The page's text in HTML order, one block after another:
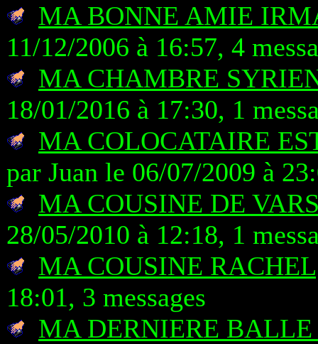
MA BONNE AMIE
11/12/2006 à 16:57, 4
MA CHAMBRE
18/01/2016 à 17:30, 1
MA COLOCATAIRE
par Juan le 06/07/2009 à
MA COUSINE DE
28/05/2010 à 12:18, 1
MA COUSINE RACHEL
18:01, 3 messages
MA DERNIERE BALLE